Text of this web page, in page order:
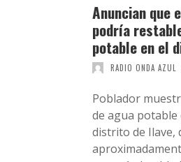
Anuncian que
podría
potable en el
RADIO ONDA AZUL
Poblador
de agua
distrito de Ilave,